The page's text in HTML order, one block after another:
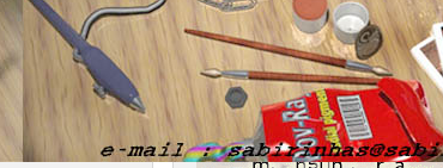
Welcome
Kamis 6 Agustus 2026